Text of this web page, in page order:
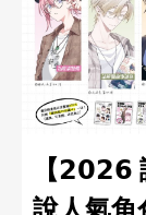
【𝟮𝟬𝟮𝟲